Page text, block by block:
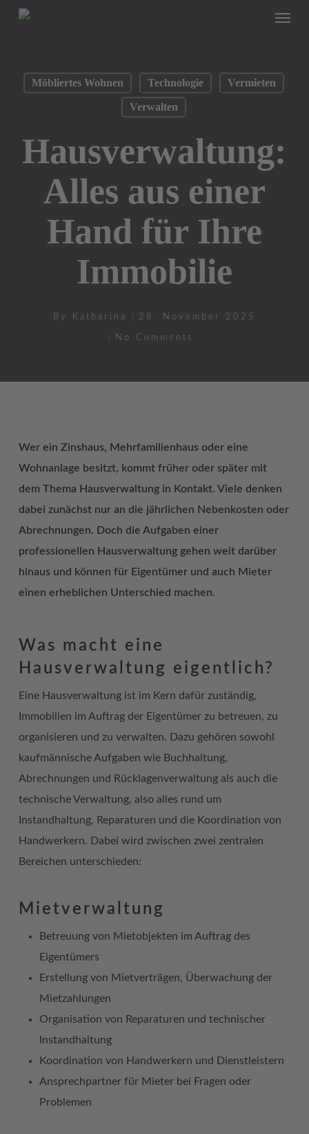
Skip
content
Möbliertes Wohnen Technologie Vermieten
Verwalten
Hausverwaltung:
Alles aus einer
Hand für Ihre
Immobilie
By Katharina 28. November 2025
No Comments
Wer ein Zinshaus, Mehrfamilienhaus oder eine
Wohnanlage besitzt, kommt früher oder später mit
dem Thema Hausverwaltung in Kontakt. Viele denken
dabei zunächst nur an die jährlichen Nebenkosten oder
Abrechnungen. Doch die Aufgaben einer
professionellen Hausverwaltung gehen weit darüber
hinaus und können für Eigentümer und auch Mieter
einen erheblichen Unterschied machen.
Was macht eine
Hausverwaltung eigentlich?
Eine Hausverwaltung ist im Kern dafür zuständig,
Immobilien im Auftrag der Eigentümer zu betreuen, zu
organisieren und zu verwalten. Dazu gehören sowohl
kaufmännische Aufgaben wie Buchhaltung,
Abrechnungen und Rücklagenverwaltung als auch die
technische Verwaltung, also alles rund um
Instandhaltung, Reparaturen und die Koordination von
Handwerkern. Dabei wird zwischen zwei zentralen
Bereichen unterschieden:
Mietverwaltung
Betreuung von Mietobjekten im Auftrag des
Eigentümers
Erstellung von Mietverträgen, Überwachung der
Mietzahlungen
Organisation von Reparaturen und technischer
Instandhaltung
Koordination von Handwerkern und Dienstleistern
Ansprechpartner für Mieter bei Fragen oder
Problemen